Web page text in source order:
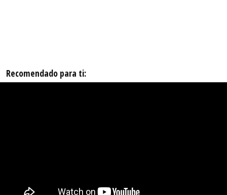
Recomendado para ti: